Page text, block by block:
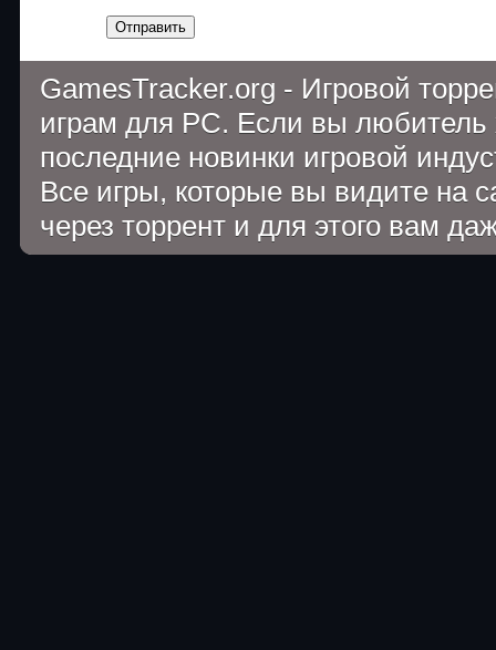
Отправить
GamesTracker.org - Игровой
играм для PC. Если вы
последние новинки игровой
Все игры, которые вы видите на
через торрент и для этого вам